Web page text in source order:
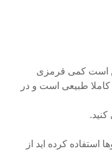
است کمی قرمزی
طبیعی است و در
کرده اید از